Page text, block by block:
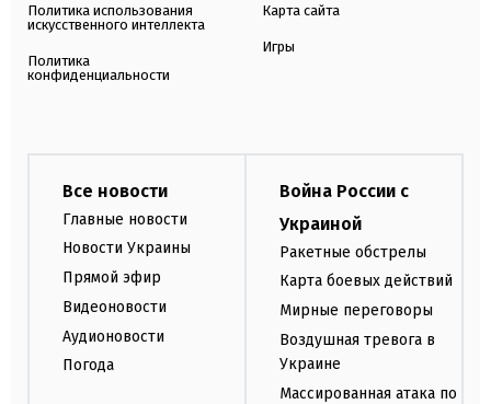
Политика использования
искусственного интеллекта
Политика
конфиденциальности
Карта сайта
Игры
Все новости
Главные новости
Новости Украины
Прямой эфир
Видеоновости
Аудионовости
Погода
Война России с
Украиной
Ракетные обстрелы
Карта боевых действий
Мирные переговоры
Воздушная тревога в
Украине
Массированная атака по